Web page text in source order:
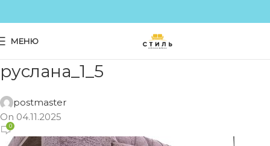
МЕНЮ
руслана_1_5
postmaster
On 04.11.2025
0